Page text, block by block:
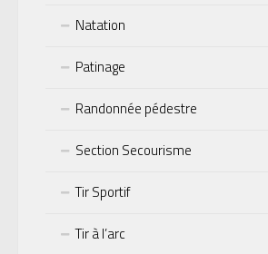
Natation
Patinage
Randonnée pédestre
Section Secourisme
Tir Sportif
Tir à l’arc